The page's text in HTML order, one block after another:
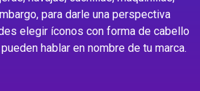
para darle una perspectiva
elegir íconos con forma de cabello
hablar en nombre de tu marca.